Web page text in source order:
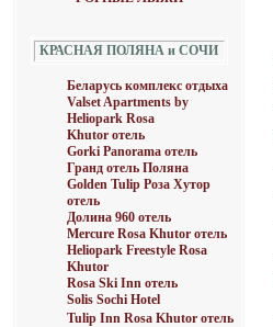
КРАСНАЯ ПОЛЯНА и СОЧИ
Беларусь комплекс отдыха
Valset Apartments by
Heliopark Rosa
Khutor отель
Gorki Panorama отель
Гранд отель Поляна
Golden Tulip Роза Хутор
отель
Долина 960 отель
Mercure Rosa Khutor отель
Heliopark Freestyle Rosa
Khutor
Rosa Ski Inn отель
Solis Sochi Hotel
Tulip Inn Rosa Khutor отель